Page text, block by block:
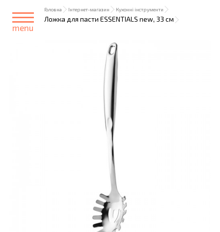
menu
Головна Інтернет-магазин Кухонні інструменти
Ложка для пасти ESSENTIALS new, 33 см